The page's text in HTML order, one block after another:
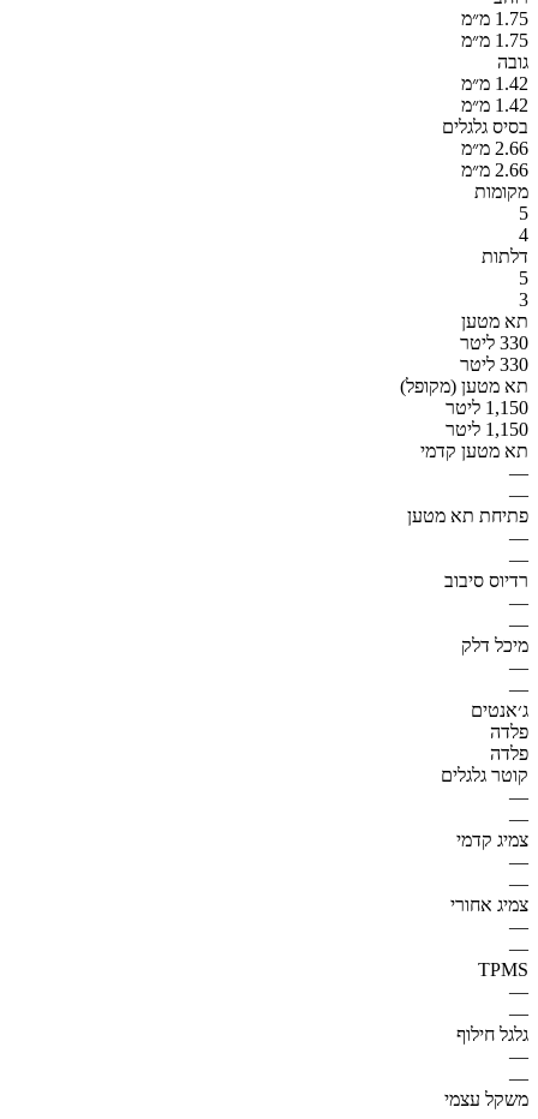
1.75 מ״מ
1.75 מ״מ
גובה
1.42 מ״מ
1.42 מ״מ
בסיס גלגלים
2.66 מ״מ
2.66 מ״מ
מקומות
5
4
דלתות
5
3
תא מטען
330 ליטר
330 ליטר
תא מטען (מקופל)
1,150 ליטר
1,150 ליטר
תא מטען קדמי
—
—
פתיחת תא מטען
—
—
רדיוס סיבוב
—
—
מיכל דלק
—
—
ג׳אנטים
פלדה
פלדה
קוטר גלגלים
—
—
צמיג קדמי
—
—
צמיג אחורי
—
—
TPMS
—
—
גלגל חילוף
—
—
משקל עצמי